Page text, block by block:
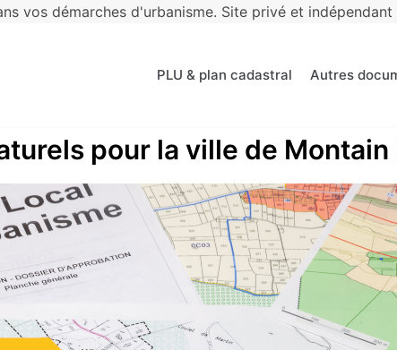
vos démarches d'urbanisme. Site privé et
PLU & plan cadastral Autres
pour la ville de Montain